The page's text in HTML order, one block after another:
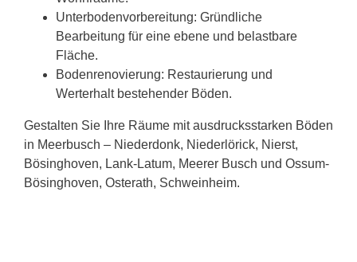
Unterbodenvorbereitung: Gründliche
Bearbeitung für eine ebene und belastbare
Fläche.
Bodenrenovierung: Restaurierung und
Werterhalt bestehender Böden.
Gestalten Sie Ihre Räume mit ausdrucksstarken Böden
in Meerbusch – Niederdonk, Niederlörick, Nierst,
Bösinghoven, Lank-Latum, Meerer Busch und Ossum-
Bösinghoven, Osterath, Schweinheim.